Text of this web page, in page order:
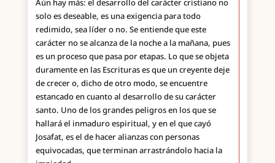
Aún hay más: el desarrollo del carácter cristiano no
solo es deseable, es una exigencia para todo
redimido, sea líder o no. Se entiende que este
carácter no se alcanza de la noche a la mañana, pues
es un proceso que pasa por etapas. Lo que se objeta
duramente en las Escrituras es que un creyente deje
de crecer o, dicho de otro modo, se encuentre
estancado en cuanto al desarrollo de su carácter
santo. Uno de los grandes peligros en los que se
hallará el inmaduro espiritual, y en el que cayó
Josafat, es el de hacer alianzas con personas
equivocadas, que terminan arrastrándolo hacia la